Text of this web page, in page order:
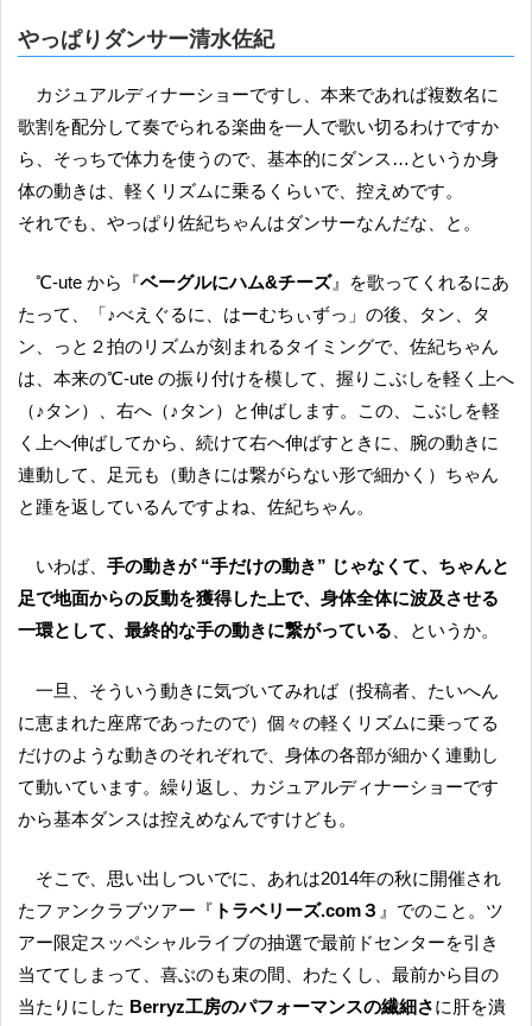
やっぱりダンサー清水佐紀
カジュアルディナーショーですし、本来であれば複数名に
歌割を配分して奏でられる楽曲を一人で歌い切るわけですか
ら、そっちで体力を使うので、基本的にダンス…というか身
体の動きは、軽くリズムに乗るくらいで、控えめです。
それでも、やっぱり佐紀ちゃんはダンサーなんだな、と。
℃-ute から『ベーグルにハム&チーズ』を歌ってくれるにあ
たって、「♪べえぐるに、はーむちぃずっ」の後、タン、タ
ン、っと２拍のリズムが刻まれるタイミングで、佐紀ちゃん
は、本来の℃-ute の振り付けを模して、握りこぶしを軽く上へ
（♪タン）、右へ（♪タン）と伸ばします。この、こぶしを軽
く上へ伸ばしてから、続けて右へ伸ばすときに、腕の動きに
連動して、足元も（動きには繋がらない形で細かく）ちゃん
と踵を返しているんですよね、佐紀ちゃん。
いわば、手の動きが “手だけの動き” じゃなくて、ちゃんと
足で地面からの反動を獲得した上で、身体全体に波及させる
一環として、最終的な手の動きに繋がっている、というか。
一旦、そういう動きに気づいてみれば（投稿者、たいへん
に恵まれた座席であったので）個々の軽くリズムに乗ってる
だけのような動きのそれぞれで、身体の各部が細かく連動し
て動いています。繰り返し、カジュアルディナーショーです
から基本ダンスは控えめなんですけども。
そこで、思い出しついでに、あれは2014年の秋に開催され
たファンクラブツアー『 トラベリーズ.com３ 』でのこと。ツ
アー限定スッペシャルライブの抽選で最前ドセンターを引き
当ててしまって、喜ぶのも束の間、わたくし、最前から目の
当たりにした Berryz工房のパフォーマンスの繊細さに肝を潰